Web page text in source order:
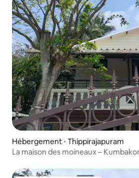
Hébergement ⋅ Thippirajapuram
La maison des moineaux –